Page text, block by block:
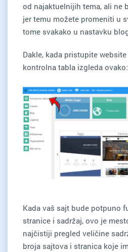
od najaktuelnijih tema, ali ne
jer temu možete promeniti u
tome svakako u nastavku
Dakle, kada pristupite
kontrolna tabla izgleda ovako:
Kada vaš sajt bude potpuno
stranice i sadržaj, ovo je
najčistiji pregled veličine
broja sajtova i stranica koje